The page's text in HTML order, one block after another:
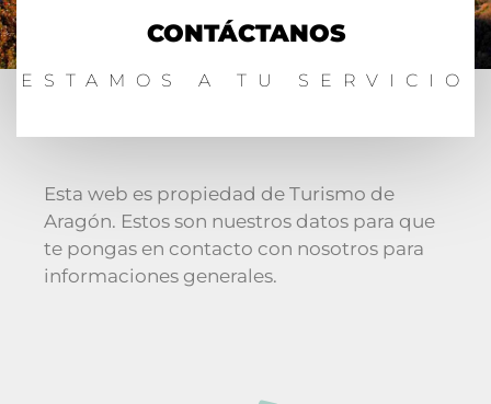
CONTÁCTANOS
ESTAMOS A TU SERVICIO
Esta web es propiedad de Turismo de
Aragón. Estos son nuestros datos para que
te pongas en contacto con nosotros para
informaciones generales.